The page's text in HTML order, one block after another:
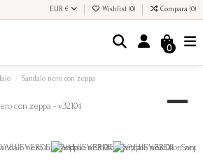
EUR € Wishlist (0) Compara (0)
0
Sandalo nero con zeppa